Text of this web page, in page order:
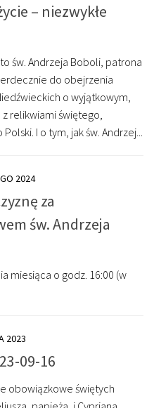
– niezwykłe
św. Andrzeja Boboli, patrona
do obejrzenia
o wyjątkowym,
relikwiami świętego,
I o tym, jak św. Andrzej...
2024
za
św. Andrzeja
miesiąca o godz. 16:00 (w
2023
09-16
obowiązkowe świętych